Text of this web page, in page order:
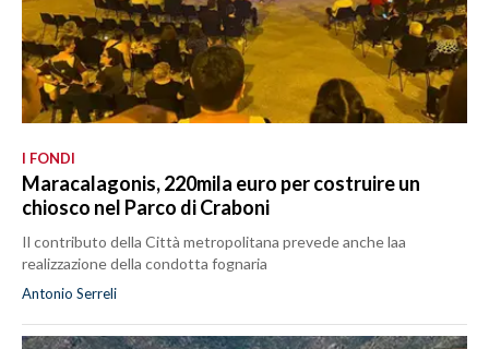
I FONDI
Maracalagonis, 220mila euro per costruire un
chiosco nel Parco di Craboni
Il contributo della Città metropolitana prevede anche laa
realizzazione della condotta fognaria
Antonio Serreli